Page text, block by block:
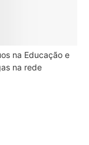
na Educação e
na rede